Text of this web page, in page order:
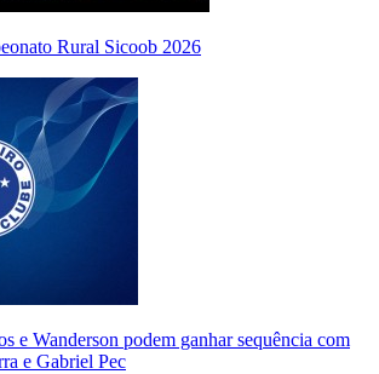
Rural Sicoob 2026
e Wanderson podem ganhar sequência com
e Gabriel Pec